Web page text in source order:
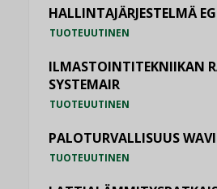
HALLINTAJÄRJESTELMÄ EG
TUOTEUUTINEN
ILMASTOINTITEKNIIKAN
SYSTEMAIR
TUOTEUUTINEN
PALOTURVALLISUUS
TUOTEUUTINEN